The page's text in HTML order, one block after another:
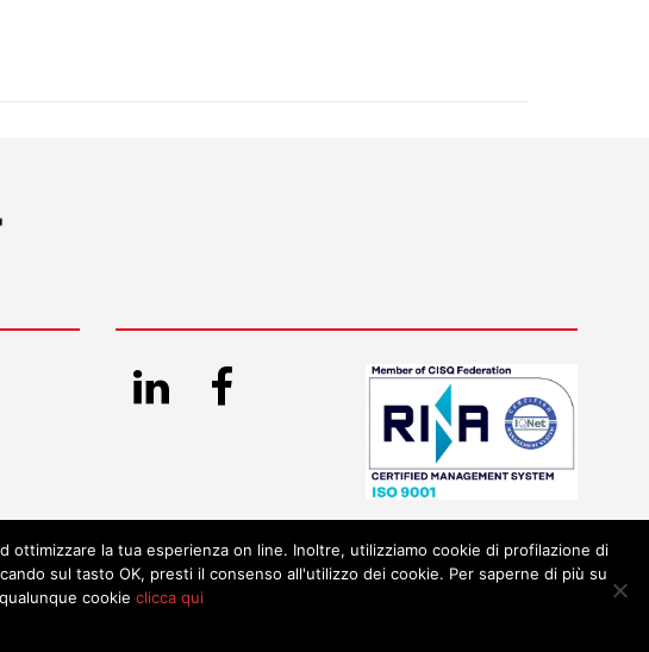
la tua esperienza on line. Inoltre, utilizziamo cookie di profilazione di
sul tasto OK, presti il consenso all'utilizzo dei cookie. Per saperne di più su
cookie clicca qui